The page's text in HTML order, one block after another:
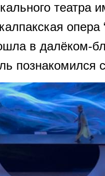
театра
в далёком-
познакомился